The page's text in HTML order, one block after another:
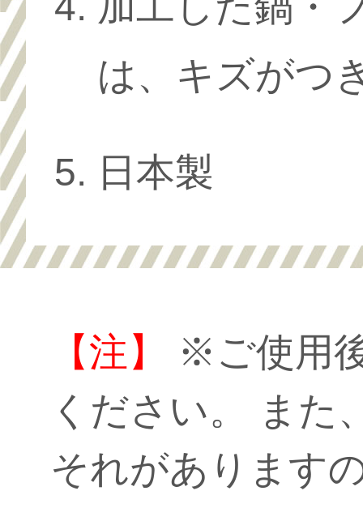
は、キズがつ
日本製
【注】
※ご使用
ください。 また
それがあります